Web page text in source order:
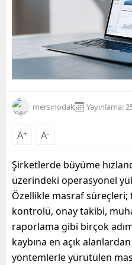
mersinodak Yayınlama:
A+ A-
Şirketlerde büyüme
üzerindeki operasyonel
Özellikle masraf
kontrolü, onay takibi,
raporlama gibi birçok
kaybına en açık
yöntemlerle yürütülen